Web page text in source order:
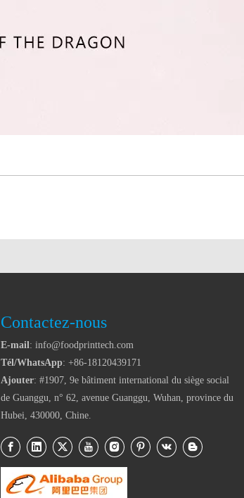
Contactez-nous
E-mail: info@foodprinttech.com
Tél/WhatsApp: +86-18120439171
Ajouter: #1907, 9e bâtiment international du siège social
de Guanggu, n° 62, avenue Guanggu, Wuhan, province du
Hubei, 430000, Chine.